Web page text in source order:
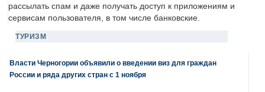
рассылать спам и даже получать доступ к приложениям и
сервисам пользователя, в том числе банковские.
ТУРИЗМ
Власти Черногории объявили о введении виз для граждан
России и ряда других стран с 1 ноября